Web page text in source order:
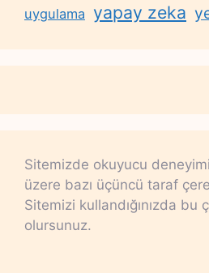
uygulama yapay zeka
Sitemizde okuyucu
üzere bazı üçüncü taraf
Sitemizi kullandığınızda
olursunuz.